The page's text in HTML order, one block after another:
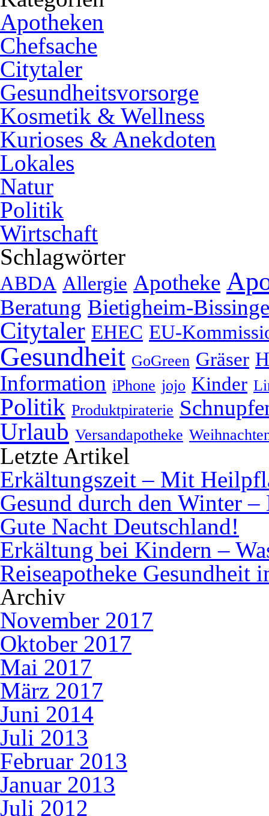
Apotheken
Chefsache
Citytaler
Gesundheitsvorsorge
Kosmetik & Wellness
Kurioses & Anekdoten
Lokales
Natur
Politik
Wirtschaft
Schlagwörter
ABDA Allergie Apotheke
Beratung Bietigheim-
Citytaler EHEC EU-
Gesundheit GoGreen Gräser
Information iPhone jojo Kinder
Politik Produktpiraterie
Urlaub Versandapotheke
Letzte Artikel
Erkältungszeit – Mit
Gesund durch den Winter
Gute Nacht Deutschland!
Erkältung bei Kindern –
Reiseapotheke Gesundheit
Archiv
November 2017
Oktober 2017
Mai 2017
März 2017
Juni 2014
Juli 2013
Februar 2013
Januar 2013
Juli 2012